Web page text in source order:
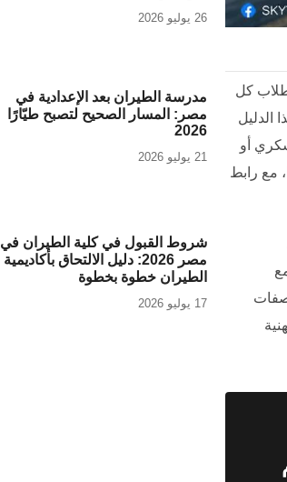
كل
أو
مع رابط
26 يوليو 2026
مدرسة الطيران بعد الإعدادية في
مصر: المسار الصحيح لتصبح طيّارًا
2026
21 يوليو 2026
شروط القبول في كلية الطيران في
مصر 2026: دليل الالتحاق بأكاديمية
الطيران خطوة بخطوة
17 يوليو 2026